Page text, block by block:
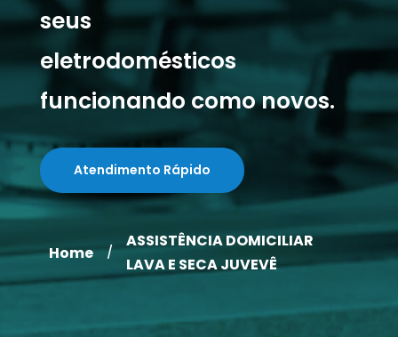
seus
eletrodomésticos
funcionando como novos.
Atendimento Rápido
Home /
ASSISTÊNCIA DOMICILIAR
LAVA E SECA JUVEVÊ